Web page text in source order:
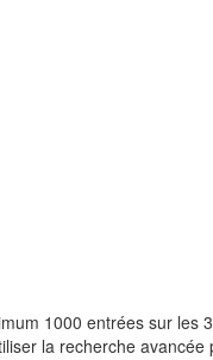
1000 entrées sur les
la recherche